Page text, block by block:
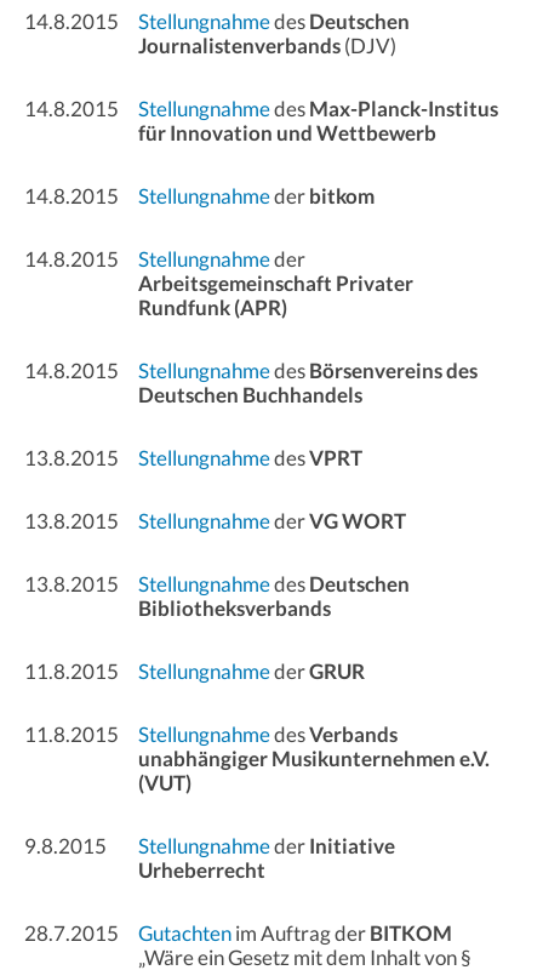
14.8.2015 StellungnahmedesDeutschen
Journalistenverbands(DJV)
14.8.2015 StellungnahmedesMax-Planck-Institus
für Innovation und Wettbewerb
14.8.2015 Stellungnahmederbitkom
14.8.2015 Stellungnahmeder
Arbeitsgemeinschaft Privater
Rundfunk (APR)
14.8.2015 StellungnahmedesBörsenvereins des
Deutschen Buchhandels
13.8.2015 StellungnahmedesVPRT
13.8.2015 StellungnahmederVG WORT
13.8.2015 StellungnahmedesDeutschen
Bibliotheksverbands
11.8.2015 StellungnahmederGRUR
11.8.2015 StellungnahmedesVerbands
unabhängiger Musikunternehmen e.V.
(VUT)
9.8.2015 StellungnahmederInitiative
Urheberrecht
28.7.2015 Gutachtenim Auftrag derBITKOM
„Wäre ein Gesetz mit dem Inhalt von §